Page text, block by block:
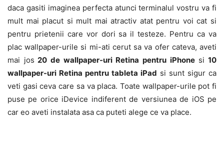
daca gasiti imaginea perfecta atunci terminalul vostru va fi
mult mai placut si mult mai atractiv atat pentru voi cat si
pentru prietenii care vor dori sa il testeze. Pentru ca va
plac wallpaper-urile si mi-ati cerut sa va ofer cateva, aveti
mai jos 20 de wallpaper-uri Retina pentru iPhonesi 10
wallpaper-uri Retina pentru tableta iPad si sunt sigur ca
veti gasi ceva care sa va placa. Toate wallpaper-urile pot fi
puse pe orice iDevice indiferent de versiunea de iOS pe
car eo aveti instalata asa ca puteti alege ce va place.